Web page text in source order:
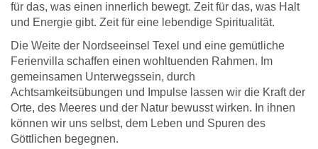
für das, was einen innerlich bewegt. Zeit für das, was Halt
und Energie gibt. Zeit für eine lebendige Spiritualität.
Die Weite der Nordseeinsel Texel und eine gemütliche
Ferienvilla schaffen einen wohltuenden Rahmen. Im
gemeinsamen Unterwegssein, durch
Achtsamkeitsübungen und Impulse lassen wir die Kraft der
Orte, des Meeres und der Natur bewusst wirken. In ihnen
können wir uns selbst, dem Leben und Spuren des
Göttlichen begegnen.